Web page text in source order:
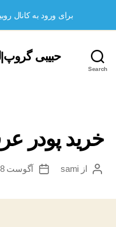
Search
حبیبی
خرید پودر
نویسندهٔ
از sami
تاریخآگوست 8, 2022
برای ورود به کانال